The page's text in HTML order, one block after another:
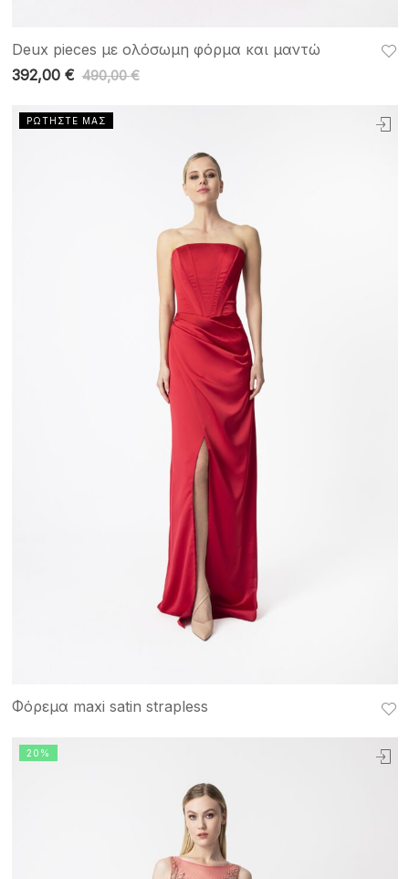
Deux pieces με ολόσωμη φόρμα και μαντώ
490,00€
392,00 €
ΡΩΤΗΣΤΕ ΜΑΣ
Φόρεμα maxi satin strapless
20%